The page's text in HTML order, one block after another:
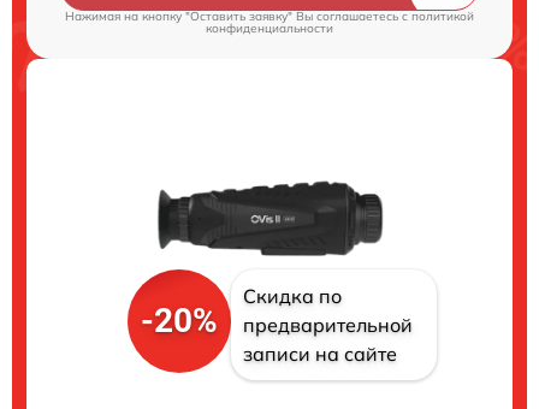
Нажимая на кнопку "Оставить заявку" Вы соглашаетесь c политикой
конфиденциальности
-20%
Скидка по
предварительной
записи на сайте